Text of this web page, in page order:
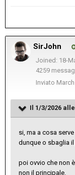
SirJohn
Joined: 18-
4259
Inviato March
Il 1/3/2026
si, ma a cosa
dunque o sbaglia il
poi ovvio che non
non il principale.